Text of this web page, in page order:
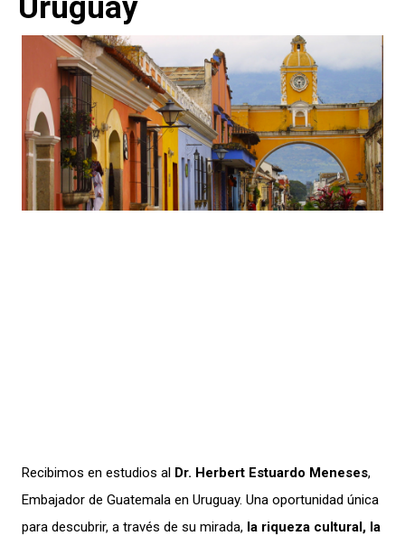
Uruguay
Recibimos en estudios al Dr. Herbert Estuardo Meneses,
Embajador de Guatemala en Uruguay. Una oportunidad única
para descubrir, a través de su mirada, la riqueza cultural, la